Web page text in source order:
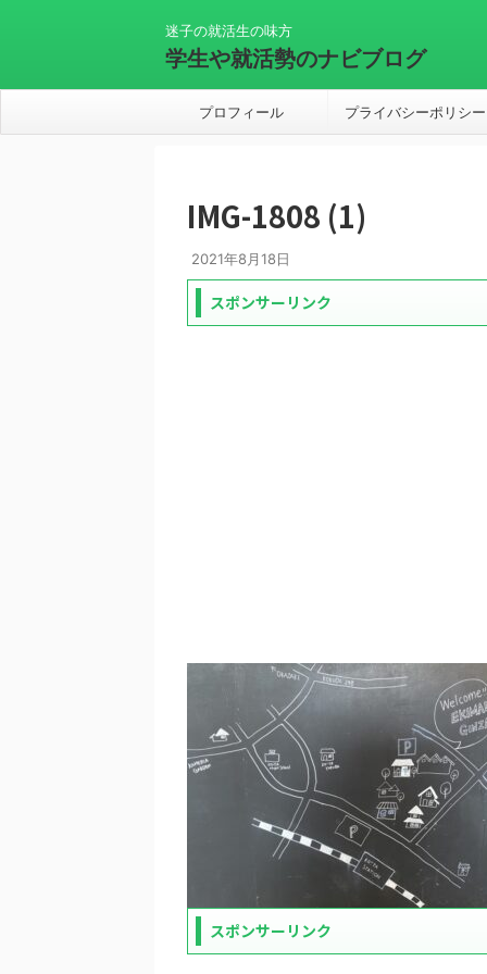
迷子の就活生の味方
学生や就活勢のナビブログ
プロフィール プライバシーポリシー
IMG-1808 (1)
2021年8月18日
スポンサーリンク
スポンサーリンク